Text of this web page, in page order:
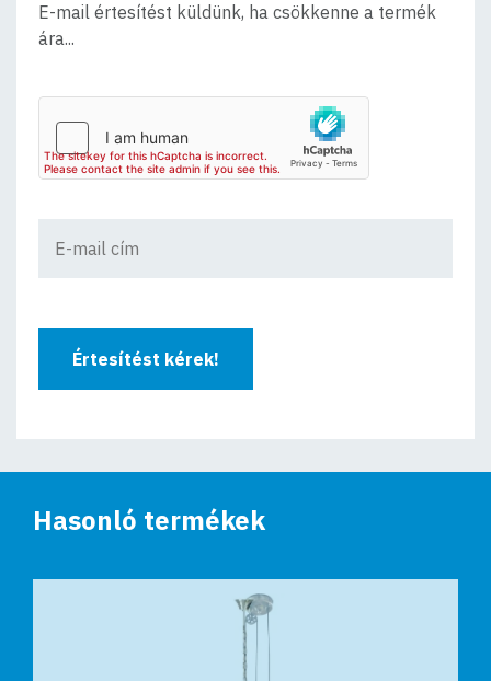
E-mail értesítést küldünk, ha csökkenne a termék
ára...
Értesítést kérek!
Hasonló termékek